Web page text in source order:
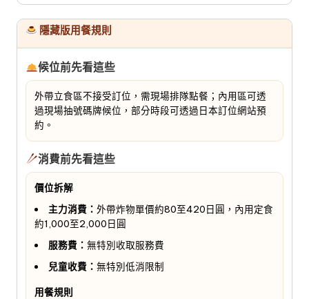
隱藏版用餐規則
候位前先看這些
外帶立食區不接受訂位，需現場排隊點餐；內用區可透
過現場抽號碼牌候位，部分時段可透過日本訂位網站預
約。
消費前先看這些
價位拆解
主力消費： 外帶炸物單價約80至420日圓，內用定食
約1,000至2,000日圓
服務費： 無特別收取服務費
兒童收費： 無特別低消限制
用餐規則